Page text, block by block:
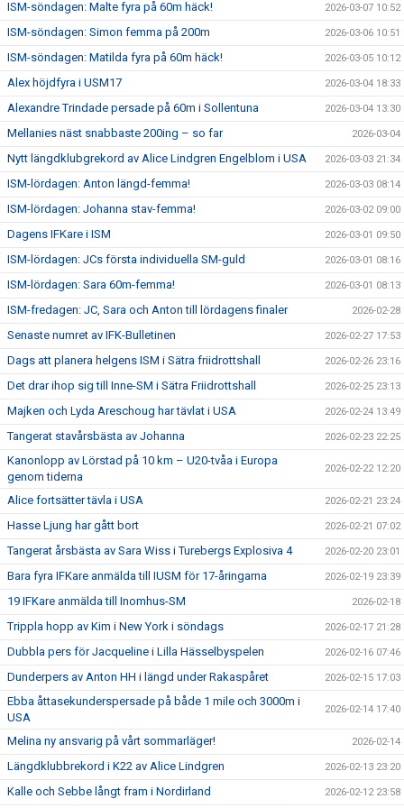
ISM-söndagen: Malte fyra på 60m häck! 2026-03-07 10:52
ISM-söndagen: Simon femma på 200m 2026-03-06 10:51
ISM-söndagen: Matilda fyra på 60m häck! 2026-03-05 10:12
Alex höjdfyra i USM17 2026-03-04 18:33
Alexandre Trindade persade på 60m i Sollentuna 2026-03-04 13:30
Mellanies näst snabbaste 200ing – so far 2026-03-04
Nytt längdklubgrekord av Alice Lindgren Engelblom i USA 2026-03-03 21:34
ISM-lördagen: Anton längd-femma! 2026-03-03 08:14
ISM-lördagen: Johanna stav-femma! 2026-03-02 09:00
Dagens IFKare i ISM 2026-03-01 09:50
ISM-lördagen: JCs första individuella SM-guld 2026-03-01 08:16
ISM-lördagen: Sara 60m-femma! 2026-03-01 08:13
ISM-fredagen: JC, Sara och Anton till lördagens finaler 2026-02-28
Senaste numret av IFK-Bulletinen 2026-02-27 17:53
Dags att planera helgens ISM i Sätra friidrottshall 2026-02-26 23:16
Det drar ihop sig till Inne-SM i Sätra Friidrottshall 2026-02-25 23:13
Majken och Lyda Areschoug har tävlat i USA 2026-02-24 13:49
Tangerat stavårsbästa av Johanna 2026-02-23 22:25
Kanonlopp av Lörstad på 10 km – U20-tvåa i Europa
genom tiderna
2026-02-22 12:20
Alice fortsätter tävla i USA 2026-02-21 23:24
Hasse Ljung har gått bort 2026-02-21 07:02
Tangerat årsbästa av Sara Wiss i Turebergs Explosiva 4 2026-02-20 23:01
Bara fyra IFKare anmälda till IUSM för 17-åringarna 2026-02-19 23:39
19 IFKare anmälda till Inomhus-SM 2026-02-18
Trippla hopp av Kim i New York i söndags 2026-02-17 21:28
Dubbla pers för Jacqueline i Lilla Hässelbyspelen 2026-02-16 07:46
Dunderpers av Anton HH i längd under Rakaspåret 2026-02-15 17:03
Ebba åttasekunderspersade på både 1 mile och 3000m i
USA
2026-02-14 17:40
Melina ny ansvarig på vårt sommarläger! 2026-02-14
Längdklubbrekord i K22 av Alice Lindgren 2026-02-13 23:20
Kalle och Sebbe långt fram i Nordirland 2026-02-12 23:58